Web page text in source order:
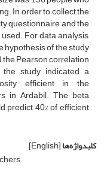
In order to collect the
questionnaire and the
For data analysis,
hypothesis of the study
Pearson correlation
study indicated a
efficient in the
in Ardabil. The beta
predict 40% of efficient
کلیدواژه‌ها[English]